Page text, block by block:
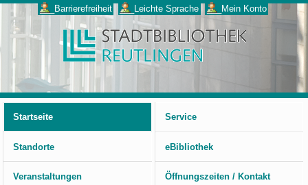
___Barrierefreiheit ___Leichte Sprache ___Mein Konto
Startseite
Service
Standorte eBibliothek
Veranstaltungen Öffnungszeiten / Kontakt